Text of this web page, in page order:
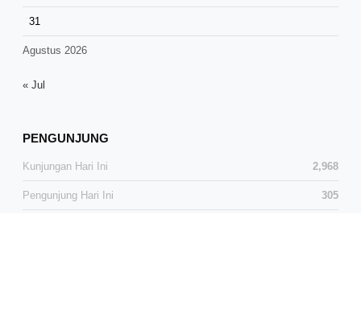
Agustus 2026
31
« Jul
PENGUNJUNG
Kunjungan Hari Ini 2,968
Pengunjung Hari Ini 305